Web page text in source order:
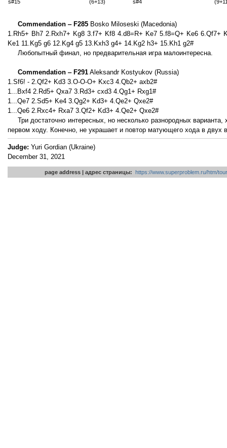
s#15 (6+13) s#4
Commendation ‒ F285 Bosko Miloseski (Macedonia)
1.Rh5+ Bh7 2.Rxh7+ Kg8 3.f7+ Kf8 4.d8=R+ Ke7 5.f8=Q+ Ke6 6.Qf7+
Ke1 11.Kg5 g6 12.Kg4 g5 13.Kxh3 g4+ 14.Kg2 h3+ 15.Kh1 g2#
Любопытный финал, но предварительная игра малоинтересна.
Commendation ‒ F291 Aleksandr Kostyukov (Russia)
1.Sf6! - 2.Qf2+ Kd3 3.O-O-O+ Kxc3 4.Qb2+ axb2#
1...Bxf4 2.Rd5+ Qxa7 3.Rd3+ cxd3 4.Qg1+ Rxg1#
1...Qe7 2.Sd5+ Ke4 3.Qg2+ Kd3+ 4.Qe2+ Qxe2#
1...Qe6 2.Rxc4+ Rxa7 3.Qf2+ Kd3+ 4.Qe2+ Qxe2#
Три достаточно интересных, но несколько разнородных
первом ходу. Конечно, не украшает и повтор матующего хода в двух
Judge: Yuri Gordian (Ukraine)
December 31, 2021
page address | адрес страницы: https://www.superproblem.ru/htm/